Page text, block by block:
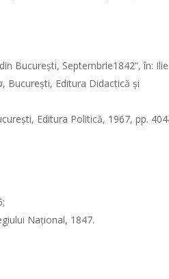
Bucureşti, Septembrie1842”, în: Ilie
, Bucureşti, Editura Didactică şi
Editura Politică, 1967, pp.
Naţional, 1847.